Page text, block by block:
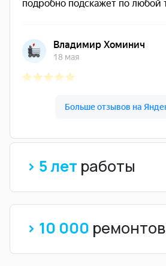
> 5 лет работы
> 10 000 ремонтов